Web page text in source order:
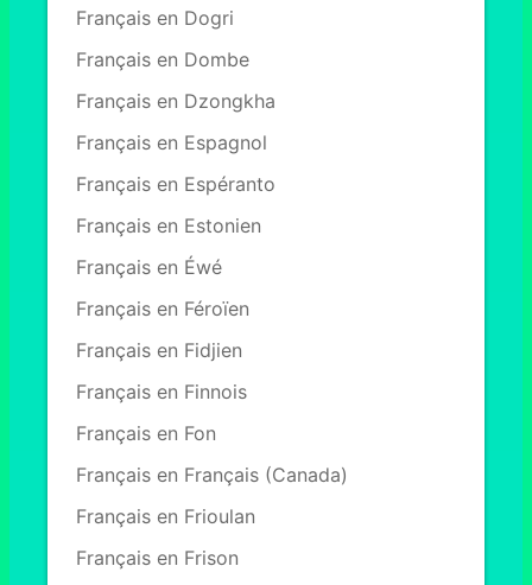
Français en Dogri
Français en Dombe
Français en Dzongkha
Français en Espagnol
Français en Espéranto
Français en Estonien
Français en Éwé
Français en Féroïen
Français en Fidjien
Français en Finnois
Français en Fon
Français en Français (Canada)
Français en Frioulan
Français en Frison